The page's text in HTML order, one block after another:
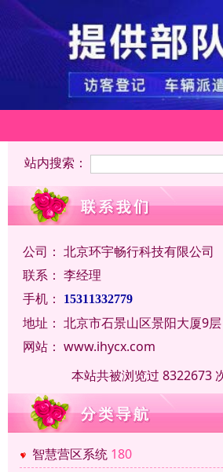
站内搜索：
公司： 北京环宇畅行科技有限公司
联系： 李经理
手机：
15311332779
地址： 北京市石景山区景阳大厦9层
网站： www.ihycx.com
本站共被浏览过 8322673
智慧营区系统 180